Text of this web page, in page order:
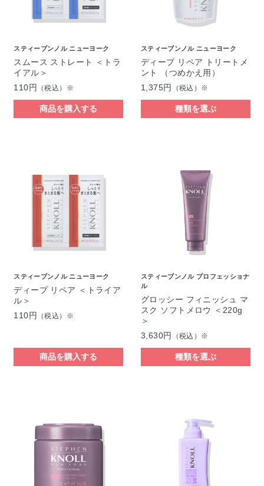
スティーブンノル ニューヨーク
スムース ストレート ＜トラ
イアル＞
110円 （税込）※
商品を購入する
スティーブンノル ニューヨーク
ディープ リペア トリートメ
ント （つめかえ用）
1,375円
（税込）※
種類を選ぶ
スティーブンノル ニューヨーク
ディープ リペア ＜トライア
ル＞
110円
（税込）※
商品を購入する
スティーブンノル プロフェッショナ
ル
グロッシー フィニッシュ マ
スク ソフトメロウ ＜220g
＞
3,630円
（税込）※
種類を選ぶ